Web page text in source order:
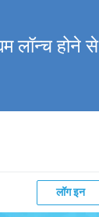
लॉन्च होने से
लॉग इन